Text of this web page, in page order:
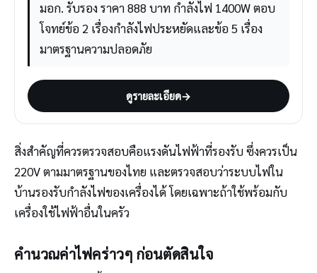
มอก. รับรอง ราคา 888 บาท กำลังไฟ 1400W ตอบ
โจทย์ข้อ 2 เรื่องกำลังไฟประหยัดและข้อ 5 เรื่อง
มาตรฐานความปลอดภัย
ดูรายละเอียด→
สิ่งสำคัญที่ควรตรวจสอบคือแรงดันไฟฟ้าที่รองรับ ซึ่งควรเป็น
220V ตามมาตรฐานของไทย และตรวจสอบว่าระบบไฟใน
บ้านรองรับกำลังไฟของเครื่องได้ โดยเฉพาะถ้าใช้พร้อมกับ
เครื่องใช้ไฟฟ้าอื่นในครัว
คำนวณค่าไฟคร่าวๆ ก่อนตัดสินใจ